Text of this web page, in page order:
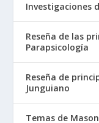
Investigaciones
Reseña de las
Parapsicología
Reseña de
Junguiano
Temas de